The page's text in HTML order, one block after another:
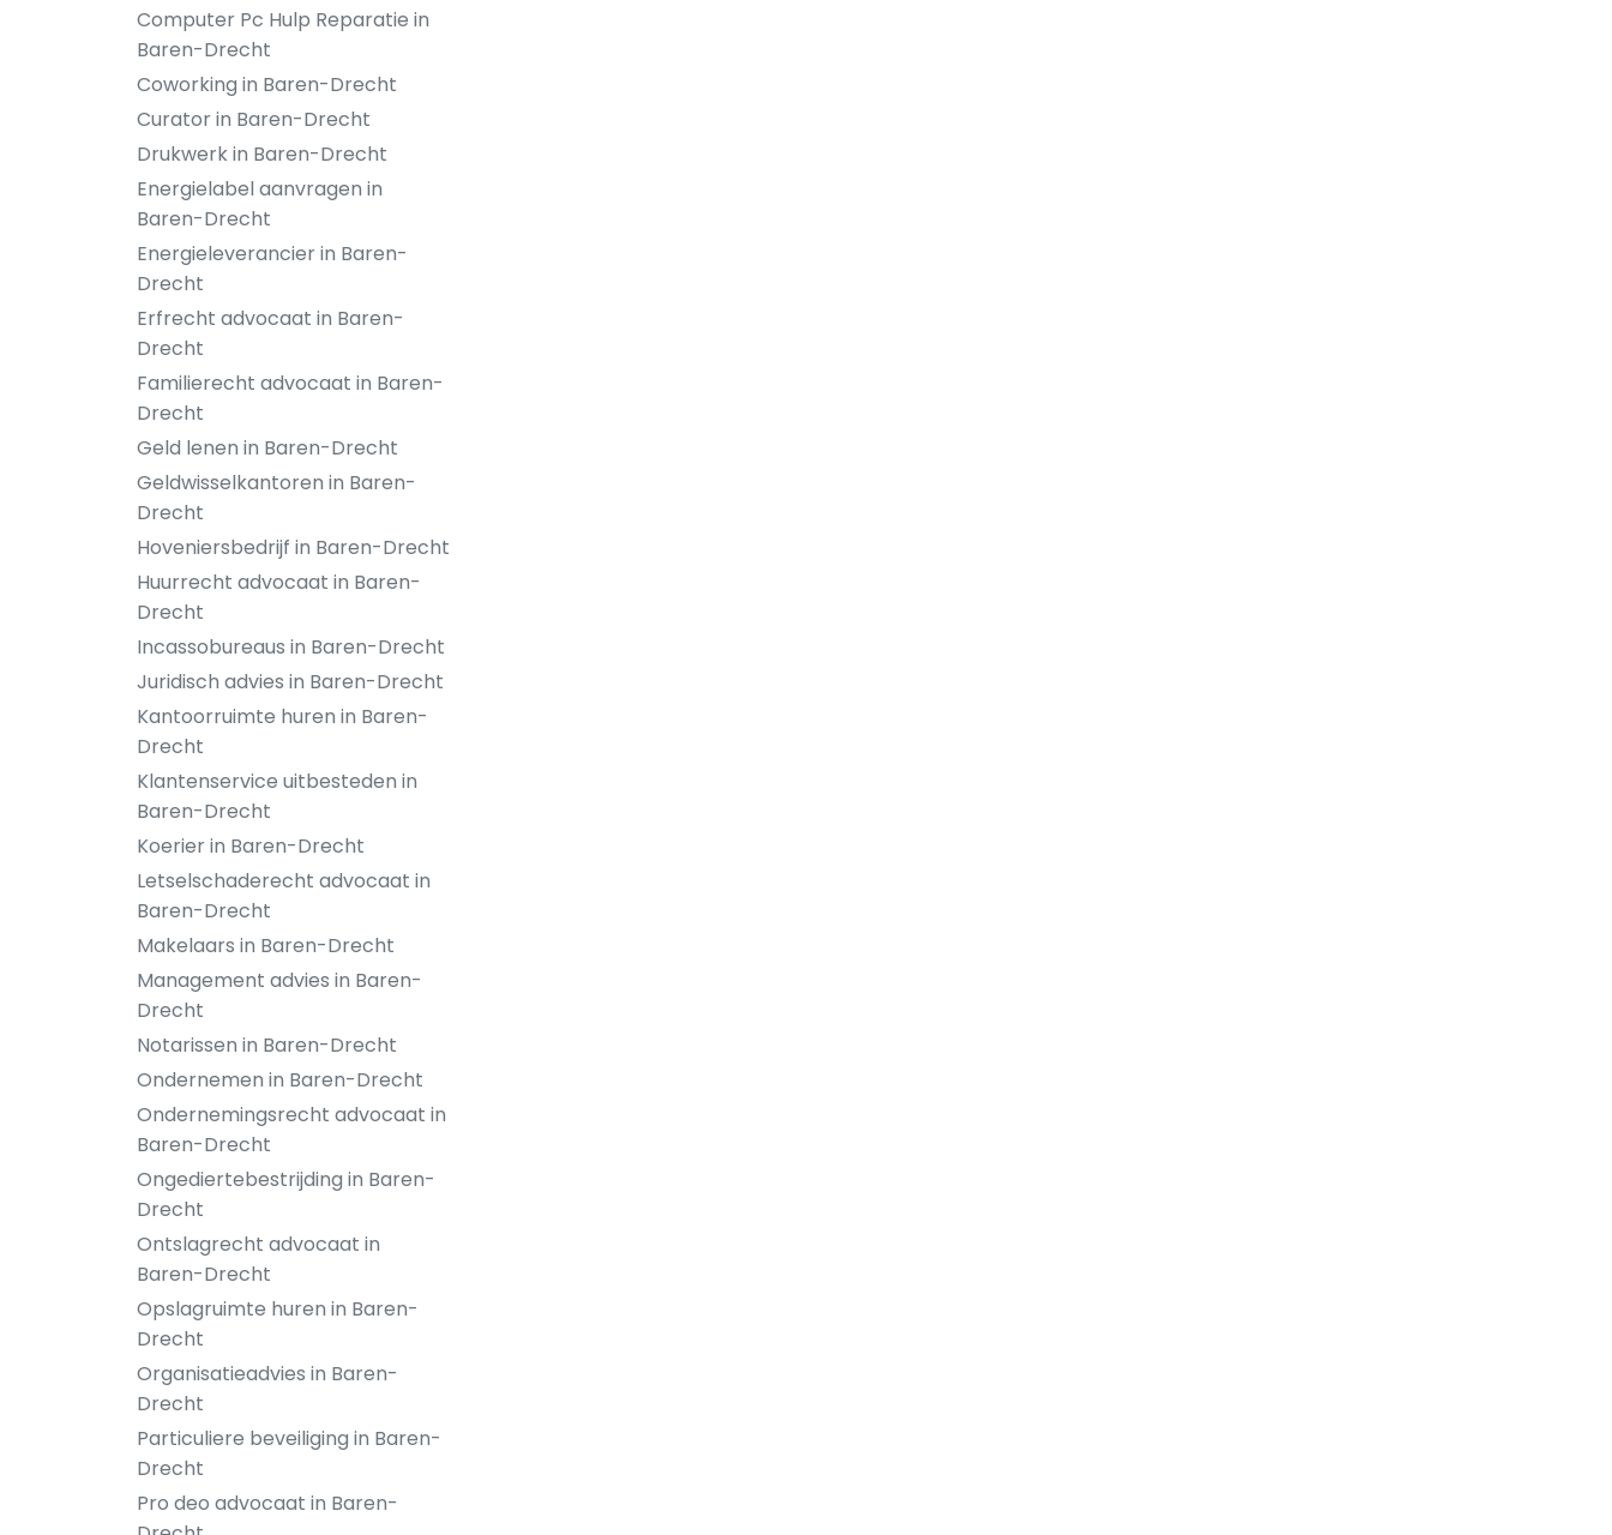
Computer Pc Hulp Reparatie in
Baren-Drecht
Coworking in Baren-Drecht
Curator in Baren-Drecht
Drukwerk in Baren-Drecht
Energielabel aanvragen in
Baren-Drecht
Energieleverancier in Baren-
Drecht
Erfrecht advocaat in Baren-
Drecht
Familierecht advocaat in Baren-
Drecht
Geld lenen in Baren-Drecht
Geldwisselkantoren in Baren-
Drecht
Hoveniersbedrijf in Baren-Drecht
Huurrecht advocaat in Baren-
Drecht
Incassobureaus in Baren-Drecht
Juridisch advies in Baren-Drecht
Kantoorruimte huren in Baren-
Drecht
Klantenservice uitbesteden in
Baren-Drecht
Koerier in Baren-Drecht
Letselschaderecht advocaat in
Baren-Drecht
Makelaars in Baren-Drecht
Management advies in Baren-
Drecht
Notarissen in Baren-Drecht
Ondernemen in Baren-Drecht
Ondernemingsrecht advocaat in
Baren-Drecht
Ongediertebestrijding in Baren-
Drecht
Ontslagrecht advocaat in
Baren-Drecht
Opslagruimte huren in Baren-
Drecht
Organisatieadvies in Baren-
Drecht
Particuliere beveiliging in Baren-
Drecht
Pro deo advocaat in Baren-